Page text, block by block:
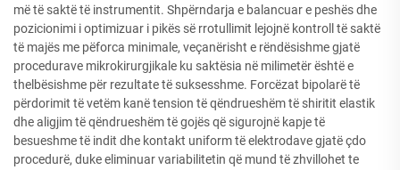
më të saktë të instrumentit. Shpërndarja e balancuar e peshës dhe
pozicionimi i optimizuar i pikës së rrotullimit lejojnë kontroll të saktë
të majës me pëforca minimale, veçanërisht e rëndësishme gjatë
procedurave mikrokirurgjikale ku saktësia në milimetër është e
thelbësishme për rezultate të suksesshme. Forcëzat bipolarë të
përdorimit të vetëm kanë tension të qëndrueshëm të shiritit elastik
dhe aligjim të qëndrueshëm të gojës që sigurojnë kapje të
besueshme të indit dhe kontakt uniform të elektrodave gjatë çdo
procedurë, duke eliminuar variabilitetin që mund të zhvillohet te